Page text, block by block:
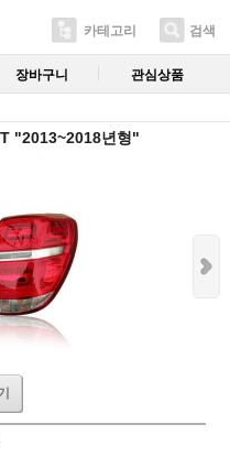
카테고리 검색
장바구니 관심상품
"2013~2018년형"